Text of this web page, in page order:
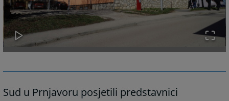
Sud u Prnjavoru posjetili predstavnici